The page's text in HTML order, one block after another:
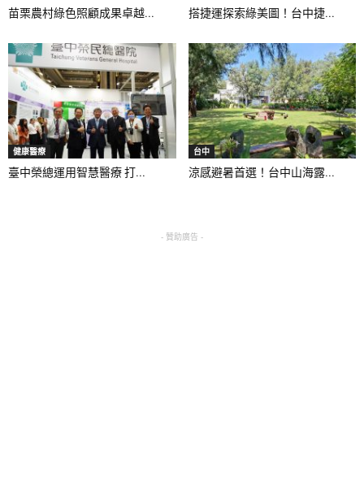
苗栗農村綠色照顧成果卓越... 搭捷運探索綠美圖！台中捷...
健康醫療
臺中榮總運用智慧醫療 打...
台中
涼感避暑首選！台中山海露...
- 贊助廣告 -